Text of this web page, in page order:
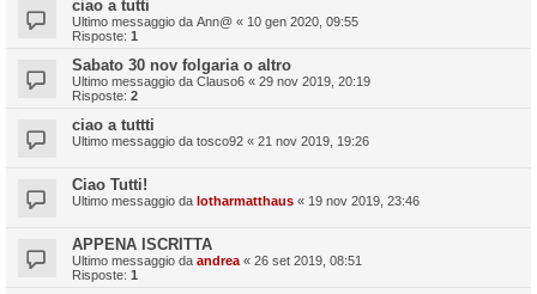
ciao a tutti
Ultimo messaggio da Ann@ « 10 gen 2020, 09:55
Risposte: 1
Sabato 30 nov folgaria o altro
Ultimo messaggio da Clauso6 « 29 nov 2019, 20:19
Risposte: 2
ciao a tuttti
Ultimo messaggio da tosco92 « 21 nov 2019, 19:26
Ciao Tutti!
Ultimo messaggio da lotharmatthaus « 19 nov 2019, 23:46
APPENA ISCRITTA
Ultimo messaggio da andrea « 26 set 2019, 08:51
Risposte: 1